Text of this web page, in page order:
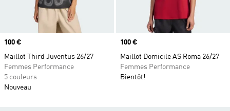
Prix
100 €
Maillot Third Juventus 26/27
Femmes Performance
5 couleurs
Nouveau
Prix
100 €
Maillot Domicile AS Roma 26/27
Femmes Performance
Bientôt!